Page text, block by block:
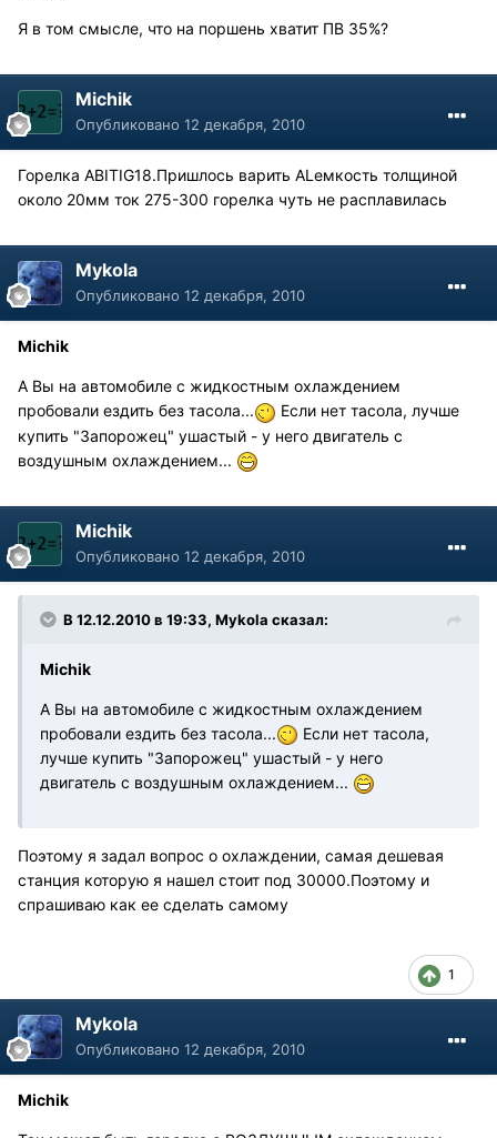
Я в том смысле, что на поршень хватит ПВ 35%?
Michik
Опубликовано 12 декабря, 2010
Горелка ABITIG18.Пришлось варить ALемкость толщиной
около 20мм ток 275-300 горелка чуть не расплавилась
Mykola
Опубликовано 12 декабря, 2010
Michik
А Вы на автомобиле с жидкостным охлаждением
пробовали ездить без тасола...
Если нет тасола, лучше
купить "Запорожец" ушастый - у него двигатель с
воздушным охлаждением...
Michik
Опубликовано 12 декабря, 2010
В 12.12.2010 в 19:33, Mykola сказал:
Michik
А Вы на автомобиле с жидкостным охлаждением
пробовали ездить без тасола...
Если нет тасола,
лучше купить "Запорожец" ушастый - у него
двигатель с воздушным охлаждением...
Поэтому я задал вопрос о охлаждении, самая дешевая
станция которую я нашел стоит под 30000.Поэтому и
спрашиваю как ее сделать самому
1
Mykola
Опубликовано 12 декабря, 2010
Michik